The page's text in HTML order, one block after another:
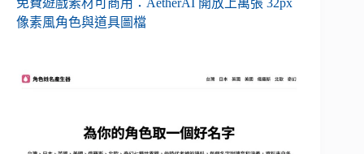
免費遊戲素材可商用：AetherAI 開放上萬張 32px
像素風角色與道具圖檔